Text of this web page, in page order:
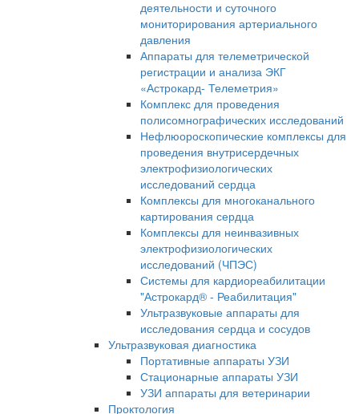
деятельности и суточного
мониторирования артериального
давления
Аппараты для телеметрической
регистрации и анализа ЭКГ
«Астрокард- Телеметрия»
Комплекс для проведения
полисомнографических исследований
Нефлюороскопические комплексы для
проведения внутрисердечных
электрофизиологических
исследований сердца
Комплексы для многоканального
картирования сердца
Комплексы для неинвазивных
электрофизиологических
исследований (ЧПЭС)
Системы для кардиореабилитации
"Астрокард® - Реабилитация"
Ультразвуковые аппараты для
исследования сердца и сосудов
Ультразвуковая диагностика
Портативные аппараты УЗИ
Стационарные аппараты УЗИ
УЗИ аппараты для ветеринарии
Проктология